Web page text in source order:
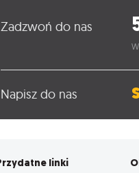
Zadzwoń do nas
Napisz do nas
linki